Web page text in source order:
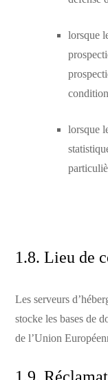
lorsque
condition
lorsque
1.8. Lieu de
Les serveurs
stocke les bases de
de l’Union